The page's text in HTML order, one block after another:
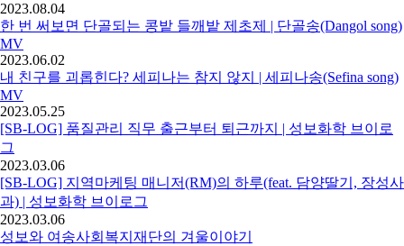
2023.08.04
한 번 써보면 단골되는 콩밭 들깨밭 제초제 | 단골송(Dangol song)
MV
2023.06.02
내 친구를 괴롭힌다? 세피나는 참지 않지 | 세피나송(Sefina song)
MV
2023.05.25
[SB-LOG] 품질관리 직무 출근부터 퇴근까지 | 성보화학 브이로
그
2023.03.06
[SB-LOG] 지역마케팅 매니저(RM)의 하루(feat. 담양딸기, 장성사
과) | 성보화학 브이로그
2023.03.06
성보와 여송사회복지재단의 겨울이야기